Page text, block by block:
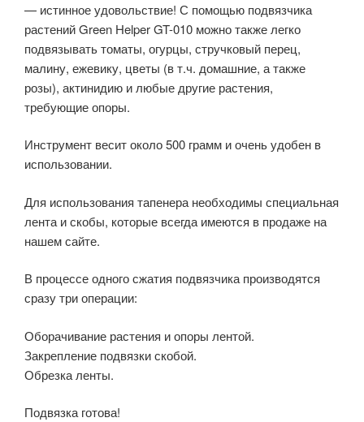
— истинное удовольствие! С помощью подвязчика
растений Green Helper GT-010 можно также легко
подвязывать томаты, огурцы, стручковый перец,
малину, ежевику, цветы (в т.ч. домашние, а также
розы), актинидию и любые другие растения,
требующие опоры.
Инструмент весит около 500 грамм и очень удобен в
использовании.
Для использования тапенера необходимы специальная
лента и скобы, которые всегда имеются в продаже на
нашем сайте.
В процессе одного сжатия подвязчика производятся
сразу три операции:
Оборачивание растения и опоры лентой.
Закрепление подвязки скобой.
Обрезка ленты.
Подвязка готова!